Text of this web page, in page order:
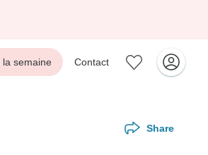
la semaine Contact
Share